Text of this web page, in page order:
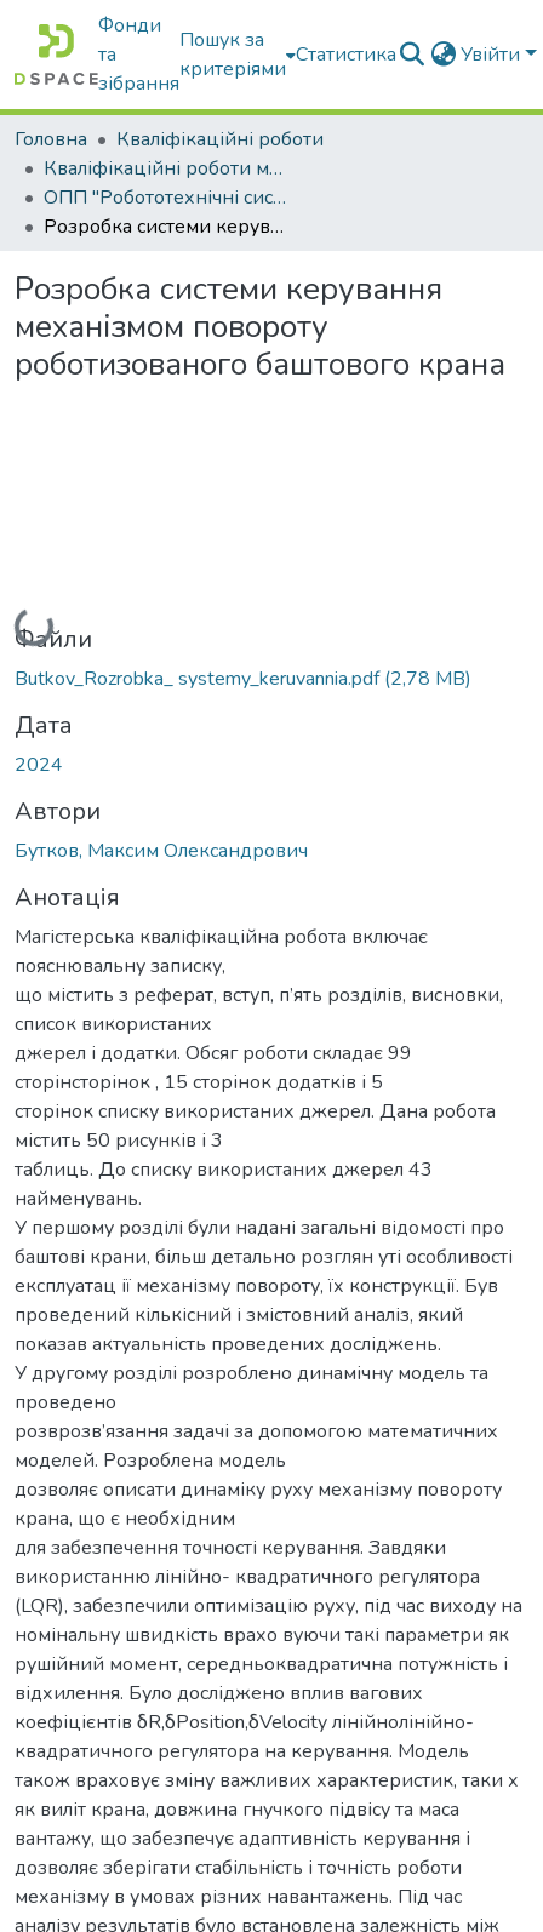
Фонди
та
зібрання
Пошук за
критеріями
Статистика Увійти
Головна
Кваліфікаційні роботи
Кваліфікаційні роботи магістрів
ОПП "Робототехнічні системи і комплекси сільськогосподарського виробництва"
Розробка системи керування механізмом повороту роботизованого баштового крана
Розробка системи керування
механізмом повороту
роботизованого баштового крана
Вантажиться...
Файли
Butkov_Rozrobka_ systemy_keruvannia.pdf(2,78 MB)
Дата
2024
Автори
Бутков, Максим Олександрович
Анотація
Магістерська кваліфікаційна робота включає
пояснювальну записку,
що містить з реферат, вступ, п’ять розділів, висновки,
список використаних
джерел і додатки. Обсяг роботи складає 99
сторінсторінок , 15 сторінок додатків і 5
сторінок списку використаних джерел. Дана робота
містить 50 рисунків і 3
таблиць. До списку використаних джерел 43
найменувань.
У першому розділі були надані загальні відомості про
баштові крани, більш детально розглян уті особливості
експлуатац ії механізму повороту, їх конструкції. Був
проведений кількісний і змістовний аналіз, який
показав актуальність проведених досліджень.
У другому розділі розроблено динамічну модель та
проведено
розврозв’язання задачі за допомогою математичних
моделей. Розроблена модель
дозволяє описати динаміку руху механізму повороту
крана, що є необхідним
для забезпечення точності керування. Завдяки
використанню лінійно- квадратичного регулятора
(LQR), забезпечили оптимізацію руху, під час виходу на
номінальну швидкість врахо вуючи такі параметри як
рушійний момент, середньоквадратична потужність і
відхилення. Було досліджено вплив вагових
коефіцієнтів δR,δPosition,δVelocity лінійнолінійно-
квадратичного регулятора на керування. Модель
також враховує зміну важливих характеристик, таки х
як виліт крана, довжина гнучкого підвісу та маса
вантажу, що забезпечує адаптивність керування і
дозволяє зберігати стабільність і точність роботи
механізму в умовах різних навантажень. Під час
аналізу результатів було встановлена залежність між